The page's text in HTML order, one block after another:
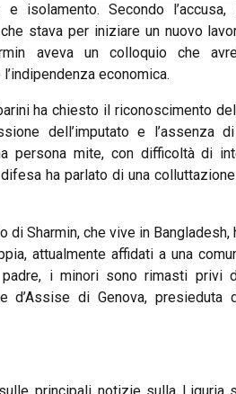
isolamento. Secondo l’accusa,
stava per iniziare un nuovo
aveva un colloquio che
economica.
ha chiesto il riconoscimento
dell’imputato e l’assenza
persona mite, con difficoltà di
ha parlato di una
di Sharmin, che vive in
attualmente affidati a una
i minori sono rimasti privi
d’Assise di Genova, presieduta